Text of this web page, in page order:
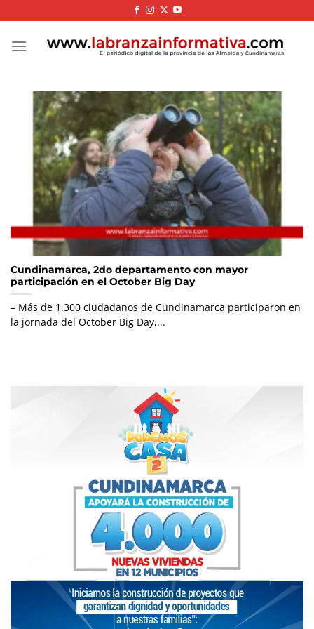
to
content
Cundinamarca, 2do departamento con mayor
participación en el October Big Day
– Más de 1.300 ciudadanos de Cundinamarca participaron en
la jornada del October Big Day,...